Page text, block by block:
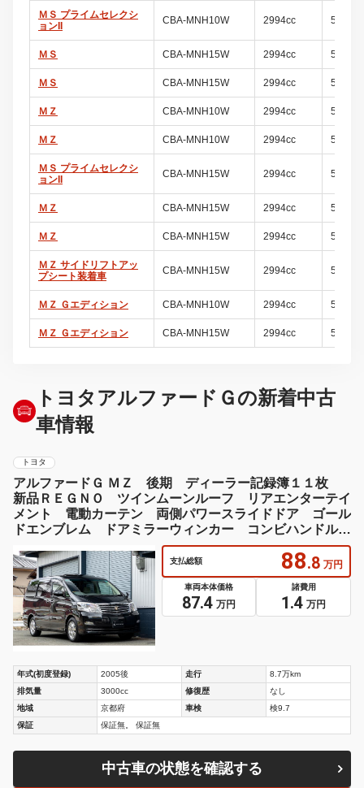
ＭＳ プライムセレクシ
ョンII
CBA-MNH10W 2994cc 5ドア
ＭＳ CBA-MNH15W 2994cc 5ドア
ＭＳ CBA-MNH15W 2994cc 5ドア
ＭＺ CBA-MNH10W 2994cc 5ドア
ＭＺ CBA-MNH10W 2994cc 5ドア
ＭＳ プライムセレクシ
ョンII
CBA-MNH15W 2994cc 5ドア
ＭＺ CBA-MNH15W 2994cc 5ドア
ＭＺ CBA-MNH15W 2994cc 5ドア
ＭＺ サイドリフトアッ
プシート装着車
CBA-MNH15W 2994cc 5ドア
ＭＺ Ｇエディション CBA-MNH10W 2994cc 5ドア
ＭＺ Ｇエディション CBA-MNH15W 2994cc 5ドア
トヨタアルファードＧの新着中古
車情報
トヨタ
アルファードＧ ＭＺ 後期 ディーラー記録簿１１枚
新品ＲＥＧＮＯ ツインムーンルーフ リアエンターテイ
メント 電動カーテン 両側パワースライドドア ゴール
ドエンブレム ドアミラーウィンカー コンビハンドル
支払総額 88.8 万円
車両本体価格
87.4 万円
諸費用
1.4 万円
年式(初度登録) 2005後 走行
8.7万km
排気量
3000cc 修復歴
なし
地域
京都府 車検
検9.7
保証
保証無。 保証無
中古車の状態を確認する